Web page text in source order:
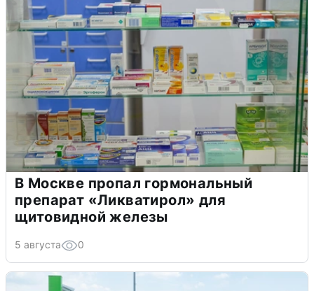
В Москве пропал гормональный
препарат «Ликватирол» для
щитовидной железы
5 августа 0